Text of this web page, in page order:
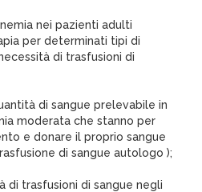
nei pazienti adulti
per determinati tipi di
di trasfusioni di
di sangue prelevabile in
moderata che stanno per
e donare il proprio sangue
di sangue autologo );
di trasfusioni di sangue negli